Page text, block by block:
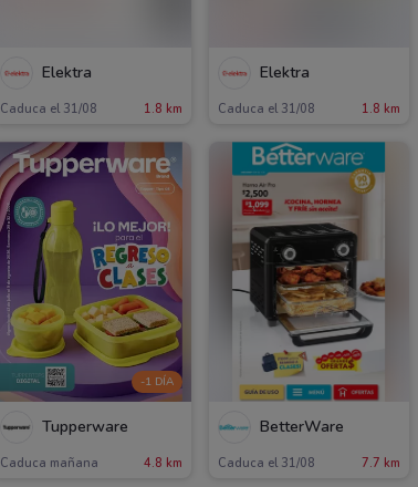
Elektra
Caduca el 31/08 1.8 km
Elektra
Caduca el 31/08 1.8 km
-1 DÍA
Tupperware
Caduca mañana 4.8 km
BetterWare
Caduca el 31/08 7.7 km